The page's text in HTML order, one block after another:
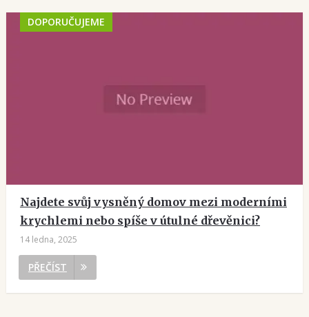
DOPORUČUJEME
Najdete svůj vysněný domov mezi moderními
krychlemi nebo spíše v útulné dřevěnici?
14 ledna, 2025
PŘEČÍST